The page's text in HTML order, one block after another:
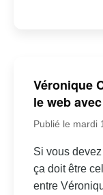
Véronique
le web
Publié le mardi
Si vous
ça doit être
entre